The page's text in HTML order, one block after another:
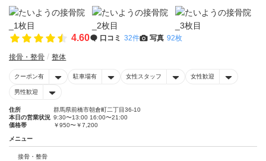
4.60 口コミ 32件 写真 92枚
接骨・整骨 整体
クーポン有 駐車場有 女性スタッフ 女性歓迎
男性歓迎
住所
群馬県前橋市朝倉町二丁目36-10
本日の営業状況 9:30〜13:00 16:00〜21:00
価格帯
￥950〜￥7,200
メニュー
接骨・整骨